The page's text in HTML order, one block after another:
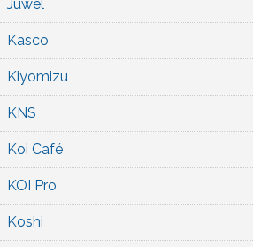
Juwel
Kasco
Kiyomizu
KNS
Koi Café
KOI Pro
Koshi